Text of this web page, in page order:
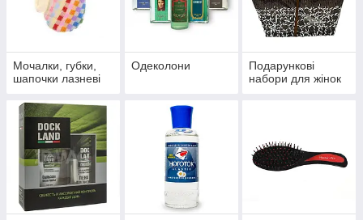
Мочалки, губки,
шапочки лазневі
Одеколони
Подарункові
набори для жінок